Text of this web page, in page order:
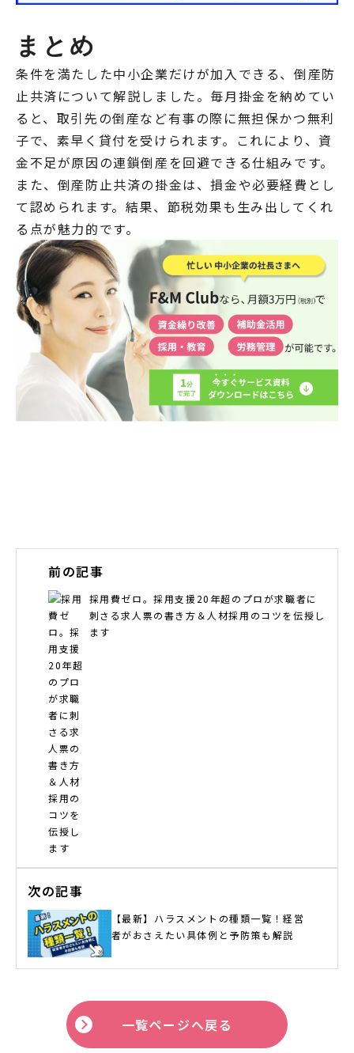
まとめ
条件を満たした中小企業だけが加入できる、倒産防
止共済について解説しました。毎月掛金を納めてい
ると、取引先の倒産など有事の際に無担保かつ無利
子で、素早く貸付を受けられます。これにより、資
金不足が原因の連鎖倒産を回避できる仕組みです。
また、倒産防止共済の掛金は、損金や必要経費とし
て認められます。結果、節税効果も生み出してくれ
る点が魅力的です。
前の記事
採用費ゼロ。採用支援20年超のプロが求職者に
刺さる求人票の書き方＆人材採用のコツを伝授し
ます
次の記事
【最新】ハラスメントの種類一覧！経営
者がおさえたい具体例と予防策も解説
一覧ページへ戻る